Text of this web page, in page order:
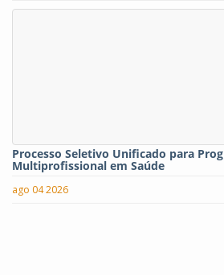
Processo Seletivo Unificado para
Multiprofissional em Saúde
ago 04 2026